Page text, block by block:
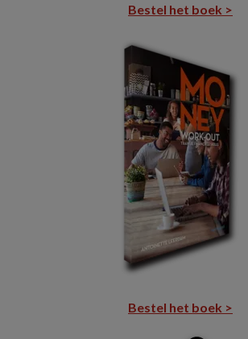
Bestel het boek >
Bestel het boek >